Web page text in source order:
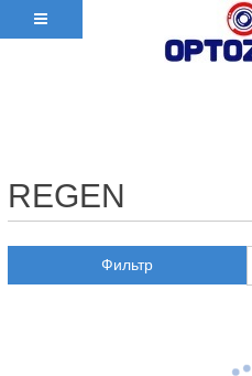
REGEN
Фильтр